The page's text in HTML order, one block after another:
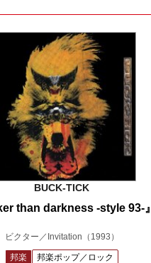
BUCK-TICK
than darkness -style 93-』
ビクター／Invitation （1993）
邦楽 邦楽ポップ／ロック